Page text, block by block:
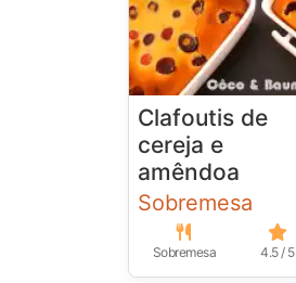
Clafoutis de
cereja e
amêndoa
Sobremesa
Sobremesa 4.5 / 5